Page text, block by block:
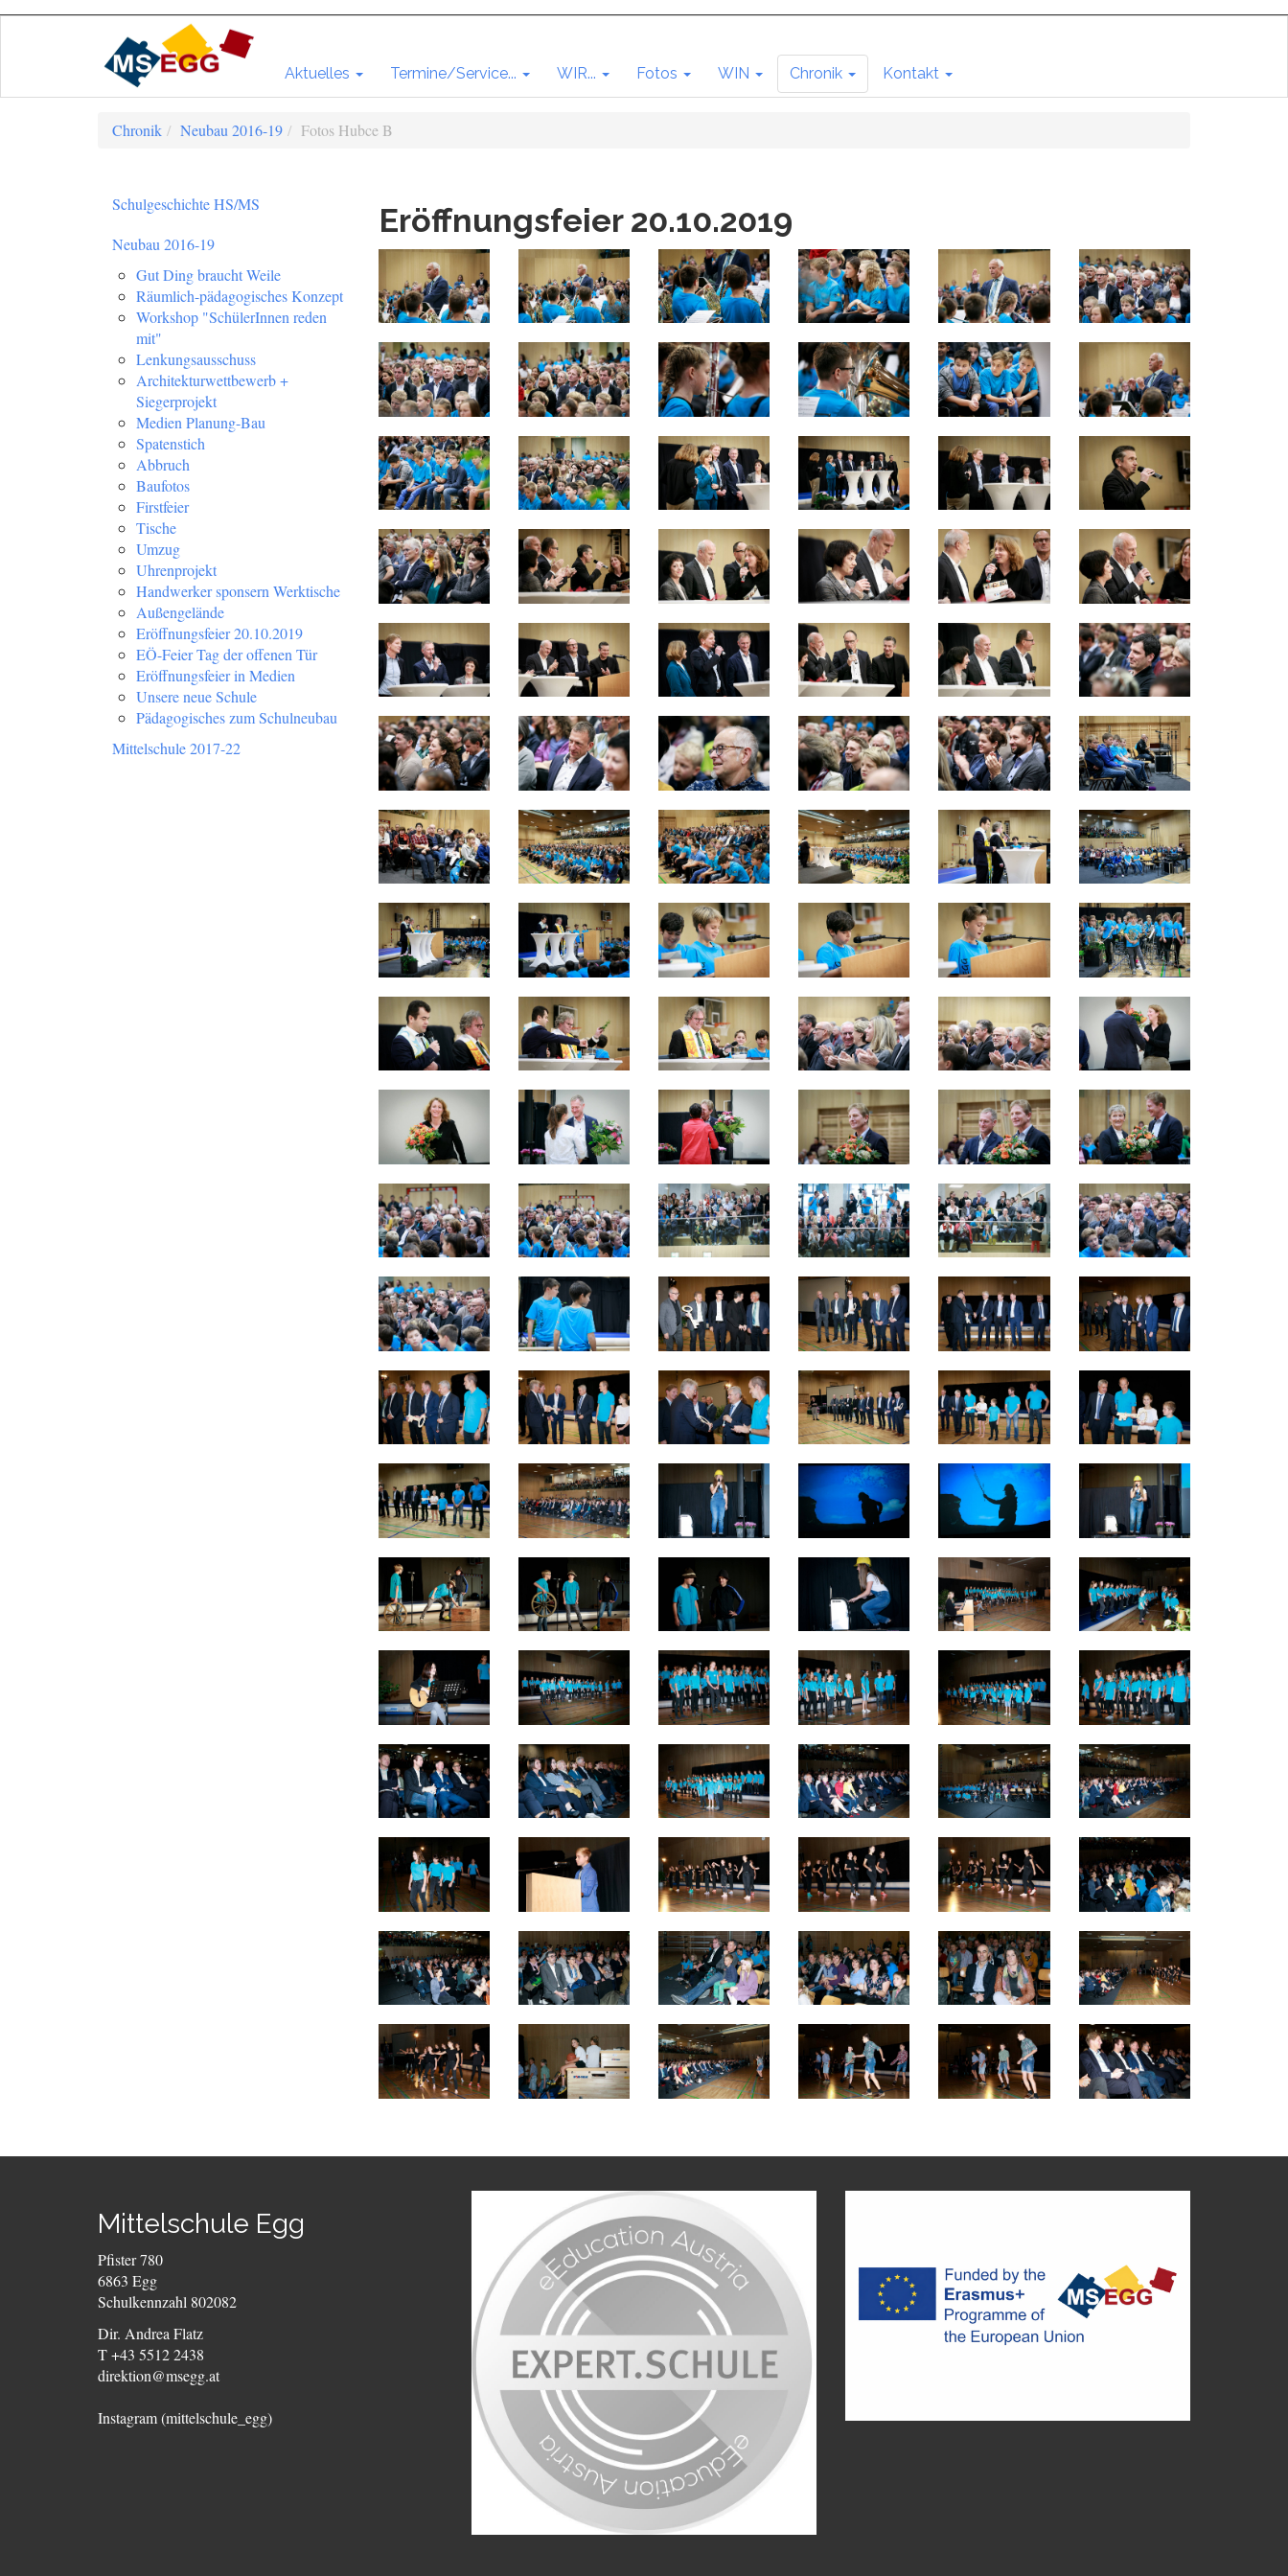
Aktuelles Termine/Service... WIR... Fotos WIN Chronik Kontakt
Chronik Neubau 2016-19 Fotos Hubce B
Schulgeschichte HS/MS
Neubau 2016-19
Gut Ding braucht Weile
Räumlich-pädagogisches Konzept
Workshop "SchülerInnen reden
mit"
Lenkungsausschuss
Architekturwettbewerb +
Siegerprojekt
Medien Planung-Bau
Spatenstich
Abbruch
Baufotos
Firstfeier
Tische
Umzug
Uhrenprojekt
Handwerker sponsern Werktische
Außengelände
Eröffnungsfeier 20.10.2019
EÖ-Feier Tag der offenen Tür
Eröffnungsfeier in Medien
Unsere neue Schule
Pädagogisches zum Schulneubau
Mittelschule 2017-22
Eröffnungsfeier 20.10.2019
Mittelschule Egg
Pfister 780
6863 Egg
Schulkennzahl 802082
Dir. Andrea Flatz
T +43 5512 2438
direktion@msegg.at
Instagram (mittelschule_egg)